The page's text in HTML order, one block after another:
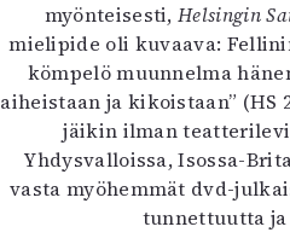
4/
2–3/
1/
6/
5/2025
5/
myönteisesti,Helsingin
mielipide oli kuvaava:
kömpelö muunnelma
aiheistaan ja kikoistaan” (HS
jäikin ilman
Yhdysvalloissa, Isossa-
vasta myöhemmät dvd-
tunnettuutta ja